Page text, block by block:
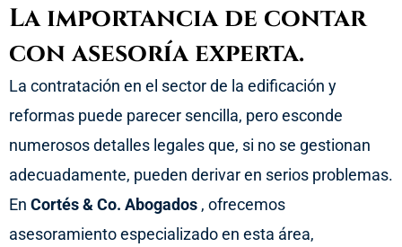
La importancia de contar
con asesoría experta.
La contratación en el sector de la edificación y
reformas puede parecer sencilla, pero esconde
numerosos detalles legales que, si no se gestionan
adecuadamente, pueden derivar en serios problemas.
En Cortés & Co. Abogados , ofrecemos
asesoramiento especializado en esta área,